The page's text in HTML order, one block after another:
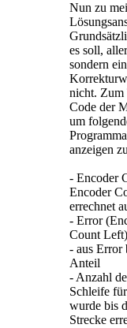
Nun zu
es soll,
sondern
nicht. Zum
Code der
um
anzeigen
- Encoder
Encoder
errechnet
- Error
Count Left)
- aus Error
Anteil
- Anzahl
Schleife
wurde bis
Strecke